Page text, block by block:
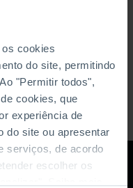
cookies
do site, permitindo
"Permitir todos",
cookies, que
experiência de
do site ou apresentar
serviços, de acordo
escolher os